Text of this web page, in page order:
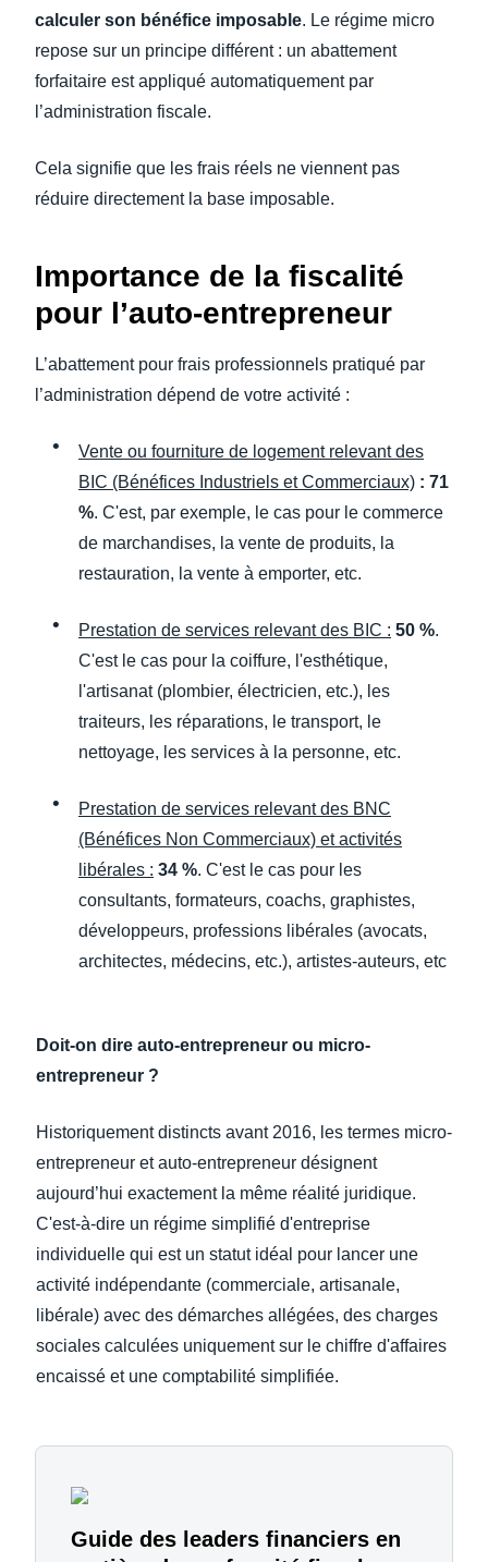
calculer son bénéfice imposable. Le régime micro
repose sur un principe différent : un abattement
forfaitaire est appliqué automatiquement par
l’administration fiscale.
Cela signifie que les frais réels ne viennent pas
réduire directement la base imposable.
Importance de la fiscalité
pour l’auto-entrepreneur
L’abattement pour frais professionnels pratiqué par
l’administration dépend de votre activité :
Vente ou fourniture de logement relevant des
BIC (Bénéfices Industriels et Commerciaux) : 71
%. C'est, par exemple, le cas pour le commerce
de marchandises, la vente de produits, la
restauration, la vente à emporter, etc.
Prestation de services relevant des BIC : 50 %.
C'est le cas pour la coiffure, l'esthétique,
l'artisanat (plombier, électricien, etc.), les
traiteurs, les réparations, le transport, le
nettoyage, les services à la personne, etc.
Prestation de services relevant des BNC
(Bénéfices Non Commerciaux) et activités
libérales : 34 %. C'est le cas pour les
consultants, formateurs, coachs, graphistes,
développeurs, professions libérales (avocats,
architectes, médecins, etc.), artistes-auteurs, etc
Doit-on dire auto-entrepreneur ou micro-
entrepreneur ?
Historiquement distincts avant 2016, les termes micro-
entrepreneur et auto-entrepreneur désignent
aujourd’hui exactement la même réalité juridique.
C'est-à-dire un régime simplifié d'entreprise
individuelle qui est un statut idéal pour lancer une
activité indépendante (commerciale, artisanale,
libérale) avec des démarches allégées, des charges
sociales calculées uniquement sur le chiffre d'affaires
encaissé et une comptabilité simplifiée.
Guide des leaders financiers en